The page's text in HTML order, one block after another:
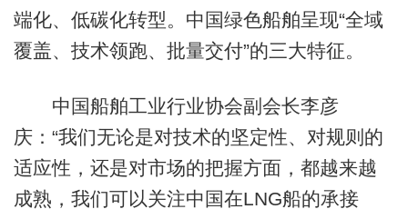
端化、低碳化转型。中国绿色船舶呈现“全域
覆盖、技术领跑、批量交付”的三大特征。
中国船舶工业行业协会副会长李彦
庆：“我们无论是对技术的坚定性、对规则的
适应性，还是对市场的把握方面，都越来越
成熟，我们可以关注中国在LNG船的承接